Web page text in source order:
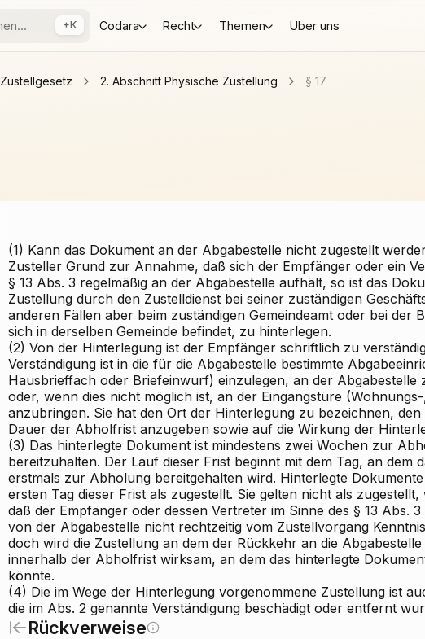
+K Codara Recht Themen Über uns
Zustellgesetz 2. Abschnitt Physische Zustellung § 17
(1) Kann das Dokument an der Abgabestelle nicht zugestellt
Zusteller Grund zur Annahme, daß sich der Empfänger oder ein
§ 13 Abs. 3 regelmäßig an der Abgabestelle aufhält, so ist das
Zustellung durch den Zustelldienst bei seiner zuständigen
anderen Fällen aber beim zuständigen Gemeindeamt oder bei der
sich in derselben Gemeinde befindet, zu hinterlegen.
(2) Von der Hinterlegung ist der Empfänger schriftlich zu
Verständigung ist in die für die Abgabestelle bestimmte
Hausbrieffach oder Briefeinwurf) einzulegen, an der Abgabestelle
oder, wenn dies nicht möglich ist, an der Eingangstüre
anzubringen. Sie hat den Ort der Hinterlegung zu bezeichnen, den
Dauer der Abholfrist anzugeben sowie auf die Wirkung der
(3) Das hinterlegte Dokument ist mindestens zwei Wochen zur
bereitzuhalten. Der Lauf dieser Frist beginnt mit dem Tag, an dem
erstmals zur Abholung bereitgehalten wird. Hinterlegte
ersten Tag dieser Frist als zugestellt. Sie gelten nicht als
daß der Empfänger oder dessen Vertreter im Sinne des § 13 Abs.
von der Abgabestelle nicht rechtzeitig vom Zustellvorgang
doch wird die Zustellung an dem der Rückkehr an die
innerhalb der Abholfrist wirksam, an dem das hinterlegte
könnte.
(4) Die im Wege der Hinterlegung vorgenommene Zustellung ist
die im Abs. 2 genannte Verständigung beschädigt oder entfernt
Rückverweise